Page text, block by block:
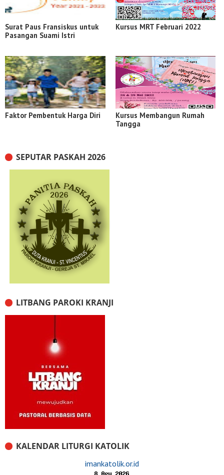
Surat Paus Fransiskus untuk
Pasangan Suami Istri
Kursus MRT Februari 2022
Faktor Pembentuk Harga Diri
Kursus Membangun Rumah
Tangga
SEPUTAR PASKAH 2026
LITBANG PAROKI KRANJI
KALENDAR LITURGI KATOLIK
imankatolik.or.id